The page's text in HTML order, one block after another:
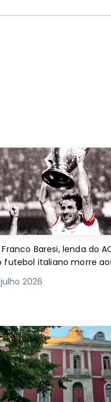
Franco Baresi, lenda do
futebol italiano morre
julho 2026